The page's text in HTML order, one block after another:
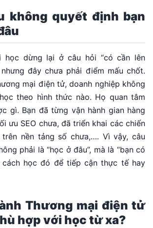
không quyết định bạn
học dừng lại ở câu hỏi “có cần lên
đây chưa phải điểm mấu chốt.
mại điện tử, doanh nghiệp không
theo hình thức nào. Họ quan tâm
gì. Bạn đã từng vận hành gian hàng
ưu SEO chưa, đã triển khai các chiến
nền tảng số chưa,…. Vì vậy, câu
phải là “học ở đâu”, mà là “bạn có
học đó để tiếp cận thực tế hay
Thương mại điện tử
hợp với học từ xa?